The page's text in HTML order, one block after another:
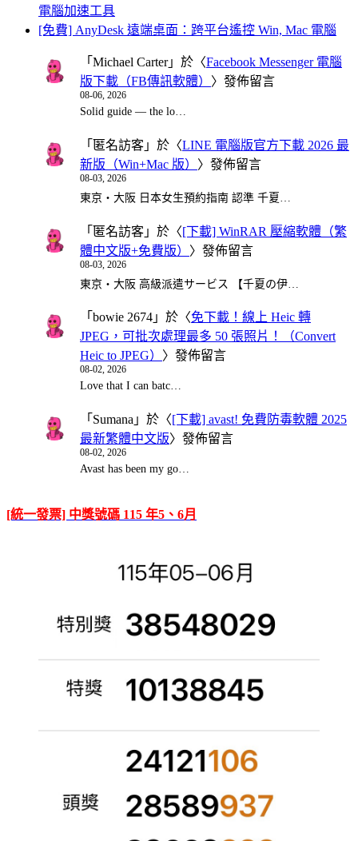
電腦加速工具
[免費] AnyDesk 遠端桌面：跨平台遙控 Win, Mac 電腦
「 Michael Carter」於〈Facebook Messenger 電腦
版下載（FB傳訊軟體） 〉發佈留言
08-06, 2026
Solid guide — the lo…
「 匿名訪客 」於〈LINE 電腦版官方下載 2026 最
新版（Win+Mac 版） 〉發佈留言
08-03, 2026
東京・大阪 日本女生預約指南 認準 千夏…
「 匿名訪客 」於〈[下載] WinRAR 壓縮軟體（繁
體中文版+免費版） 〉發佈留言
08-03, 2026
東京・大阪 高級派遣サービス 【千夏の伊…
「 bowie 2674 」於〈免下載！線上 Heic 轉
JPEG，可批次處理最多 50 張照片！（Convert
Heic to JPEG） 〉發佈留言
08-02, 2026
Love that I can batc…
「 Sumana 」於〈[下載] avast! 免費防毒軟體 2025
最新繁體中文版〉發佈留言
08-02, 2026
Avast has been my go…
[統一發票] 中獎號碼 115 年5、6月